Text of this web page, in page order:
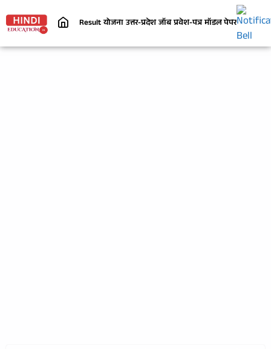
Result योजना उत्तर-प्रदेशजॉबप्रवेश-पत्रमॉडल पेपर निबंध